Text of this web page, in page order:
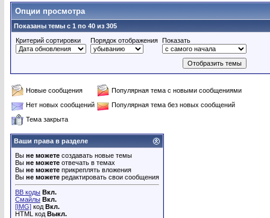
Опции просмотра
Показаны темы с 1 по 40 из 305
Критерий сортировки
Порядок отображения Показать
Новые сообщения
Популярная тема с новыми сообщениями
Нет новых сообщений
Популярная тема без новых сообщений
Тема закрыта
Ваши права в разделе
Вы не можете создавать новые темы
Вы не можете отвечать в темах
Вы не можете прикреплять вложения
Вы не можете редактировать свои сообщения
BB коды Вкл.
Смайлы Вкл.
[IMG] код Вкл.
HTML код Выкл.